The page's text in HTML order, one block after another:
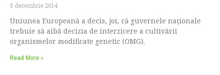
5 decembrie 2014
Uniunea Europeană a decis, joi, că guvernele naționale
trebuie să aibă decizia de interzicere a cultivării
organismelor modificate genetic (OMG).
Read More »